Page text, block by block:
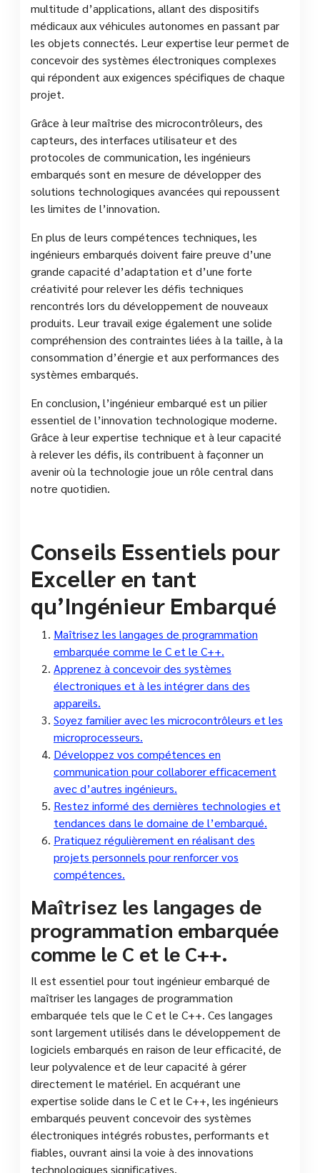
multitude d’applications, allant des dispositifs
médicaux aux véhicules autonomes en passant par
les objets connectés. Leur expertise leur permet de
concevoir des systèmes électroniques complexes
qui répondent aux exigences spécifiques de chaque
projet.
Grâce à leur maîtrise des microcontrôleurs, des
capteurs, des interfaces utilisateur et des
protocoles de communication, les ingénieurs
embarqués sont en mesure de développer des
solutions technologiques avancées qui repoussent
les limites de l’innovation.
En plus de leurs compétences techniques, les
ingénieurs embarqués doivent faire preuve d’une
grande capacité d’adaptation et d’une forte
créativité pour relever les défis techniques
rencontrés lors du développement de nouveaux
produits. Leur travail exige également une solide
compréhension des contraintes liées à la taille, à la
consommation d’énergie et aux performances des
systèmes embarqués.
En conclusion, l’ingénieur embarqué est un pilier
essentiel de l’innovation technologique moderne.
Grâce à leur expertise technique et à leur capacité
à relever les défis, ils contribuent à façonner un
avenir où la technologie joue un rôle central dans
notre quotidien.
Conseils Essentiels pour
Exceller en tant
qu’Ingénieur Embarqué
Maîtrisez les langages de programmation
embarquée comme le C et le C++.
Apprenez à concevoir des systèmes
électroniques et à les intégrer dans des
appareils.
Soyez familier avec les microcontrôleurs et les
microprocesseurs.
Développez vos compétences en
communication pour collaborer efficacement
avec d’autres ingénieurs.
Restez informé des dernières technologies et
tendances dans le domaine de l’embarqué.
Pratiquez régulièrement en réalisant des
projets personnels pour renforcer vos
compétences.
Maîtrisez les langages de
programmation embarquée
comme le C et le C++.
Il est essentiel pour tout ingénieur embarqué de
maîtriser les langages de programmation
embarquée tels que le C et le C++. Ces langages
sont largement utilisés dans le développement de
logiciels embarqués en raison de leur efficacité, de
leur polyvalence et de leur capacité à gérer
directement le matériel. En acquérant une
expertise solide dans le C et le C++, les ingénieurs
embarqués peuvent concevoir des systèmes
électroniques intégrés robustes, performants et
fiables, ouvrant ainsi la voie à des innovations
technologiques significatives.